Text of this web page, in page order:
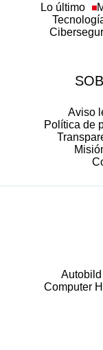
Lo último
Aviso
Política de
Autobild
Computer